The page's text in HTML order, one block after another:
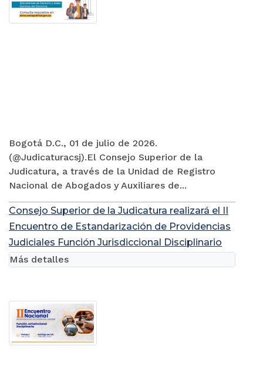
Bogotá D.C., 01 de julio de 2026.
(@Judicaturacsj).El Consejo Superior de la
Judicatura, a través de la Unidad de Registro
Nacional de Abogados y Auxiliares de...
Consejo Superior de la Judicatura realizará el II
Encuentro de Estandarización de Providencias
Judiciales Función Jurisdiccional Disciplinario
Más detalles